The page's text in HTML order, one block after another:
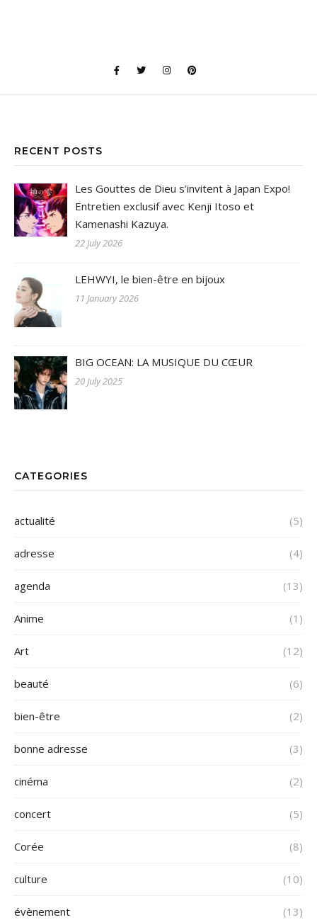
RECENT POSTS
Les Gouttes de Dieu s’invitent à Japan Expo!
Entretien exclusif avec Kenji Itoso et
Kamenashi Kazuya.
22 July 2026
LEHWYI, le bien-être en bijoux
11 January 2026
BIG OCEAN: LA MUSIQUE DU CŒUR
20 July 2025
CATEGORIES
actualité (5)
adresse (4)
agenda (13)
Anime (1)
Art (12)
beauté (6)
bien-être (2)
bonne adresse (3)
cinéma (2)
concert (5)
Corée (8)
culture (10)
évènement (13)